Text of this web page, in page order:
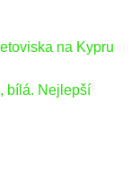
na Kypru
bílá. Nejlepší